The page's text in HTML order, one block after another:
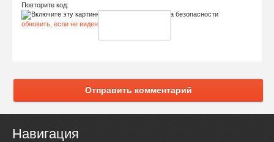
Повторите код:
обновить, если не виден код
Отправить комментарий
Навигация